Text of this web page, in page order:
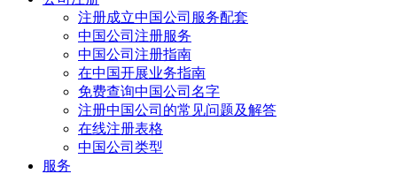
注册成立中国公司服务配套
中国公司注册服务
中国公司注册指南
在中国开展业务指南
免费查询中国公司名字
注册中国公司的常见问题及解答
在线注册表格
中国公司类型
服务